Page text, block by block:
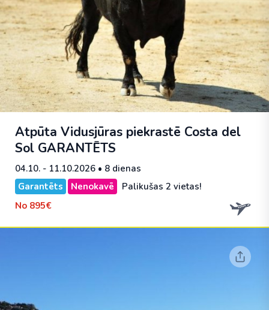
Atpūta Vidusjūras piekrastē Costa del
Sol GARANTĒTS
04.10. - 11.10.2026 • 8 dienas
Garantēts
Nenokavē
Palikušas 2 vietas!
No 895€